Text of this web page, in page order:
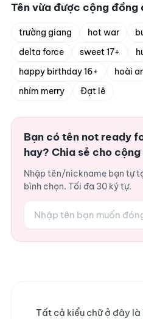
Tên vừa được cộng đồng
trường giang hot war
delta force
sweet 17+
happy birthday 16+
hoài
nhím merry
Đạt lê
Bạn có tên not ready
hay? Chia sẻ cho
Nhập tên/nickname bạn tự
bình chọn. Tối đa 30 ký tự.
Tất cả kiểu chữ ở đây